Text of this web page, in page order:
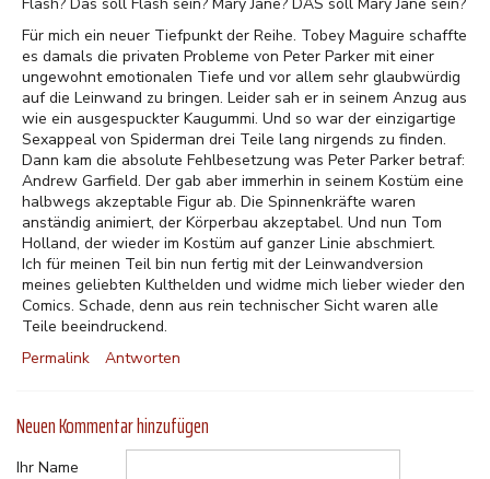
Für mich ein neuer Tiefpunkt der Reihe. Tobey Maguire schaffte
es damals die privaten Probleme von Peter Parker mit einer
ungewohnt emotionalen Tiefe und vor allem sehr glaubwürdig
auf die Leinwand zu bringen. Leider sah er in seinem Anzug aus
wie ein ausgespuckter Kaugummi. Und so war der einzigartige
Sexappeal von Spiderman drei Teile lang nirgends zu finden.
Dann kam die absolute Fehlbesetzung was Peter Parker betraf:
Andrew Garfield. Der gab aber immerhin in seinem Kostüm eine
halbwegs akzeptable Figur ab. Die Spinnenkräfte waren
anständig animiert, der Körperbau akzeptabel. Und nun Tom
Holland, der wieder im Kostüm auf ganzer Linie abschmiert.
Ich für meinen Teil bin nun fertig mit der Leinwandversion
meines geliebten Kulthelden und widme mich lieber wieder den
Comics. Schade, denn aus rein technischer Sicht waren alle
Teile beeindruckend.
Permalink
Antworten
Neuen Kommentar hinzufügen
Ihr Name